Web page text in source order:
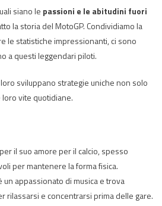
siano le passioni e le abitudini fuori
la storia del MotoGP. Condividiamo la
le statistiche impressionanti, ci sono
a questi leggendari piloti.
loro sviluppano strategie uniche non solo
vite quotidiane.
il suo amore per il calcio, spesso
per mantenere la forma fisica.
un appassionato di musica e trova
rilassarsi e concentrarsi prima delle gare.